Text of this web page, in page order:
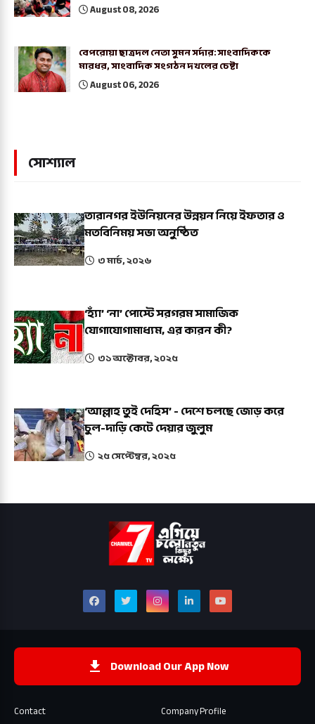
August 08, 2026
বেপরোয়া ছাত্রদল নেতা সুমন সর্দার: সাংবাদিককে
মারধর, সাংবাদিক সংগঠন দখলের চেষ্টা
August 06, 2026
সোশ্যাল
তারানগর ইউনিয়নের উন্নয়ন নিয়ে ইফতার ও
মতবিনিময় সভা অনুষ্ঠিত
৩ মার্চ, ২০২৬
‘হ্যাঁ’ ‘না’ পোস্টে সরগরম সামাজিক
যোগাযোগামাধ্যম, এর কারন কী?
৩১ অক্টোবর, ২০২৫
‘আল্লাহ তুই দেহিস’ - দেশে চলছে জোড় করে
চুল-দাড়ি কেটে দেয়ার জুলুম
২৫ সেপ্টেম্বর, ২০২৫
Download Our App Now
Contact Company Profile